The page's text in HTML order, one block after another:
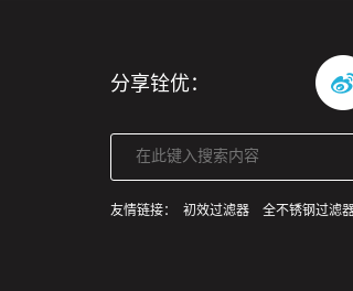
分享铨优：
友情链接： 初效过滤器 全不锈钢过滤